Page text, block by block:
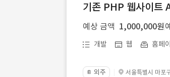
기존 PHP 웹사이트
예상 금액 1,000,000원
개발 웹 홈페
📔 외주 서울특별시 마포